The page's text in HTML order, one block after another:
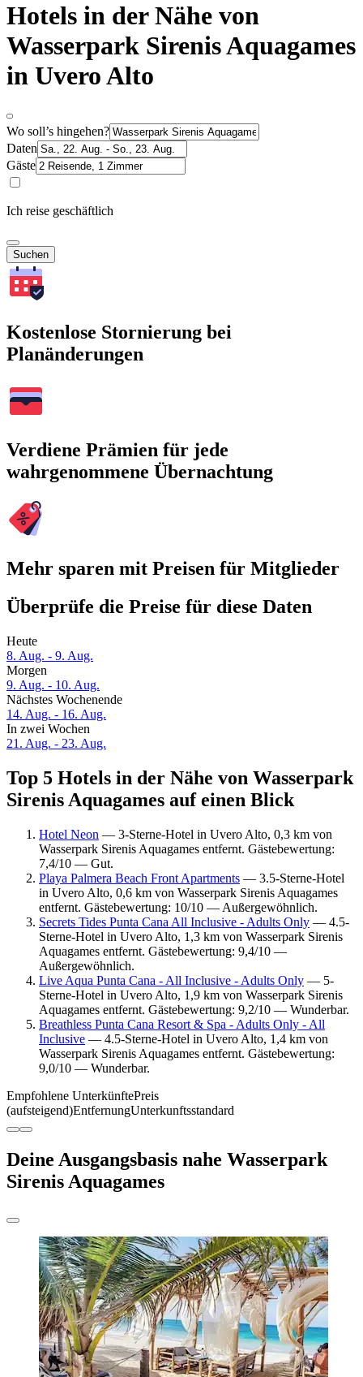
Hotels in der Nähe von
Wasserpark Sirenis Aquagames
in Uvero Alto
Wo soll’s hingehen?
Daten
Gäste
Ich reise geschäftlich
Suchen
Kostenlose Stornierung bei
Planänderungen
Verdiene Prämien für jede
wahrgenommene Übernachtung
Mehr sparen mit Preisen für Mitglieder
Überprüfe die Preise für diese Daten
Heute
8. Aug. - 9. Aug.
Morgen
9. Aug. - 10. Aug.
Nächstes Wochenende
14. Aug. - 16. Aug.
In zwei Wochen
21. Aug. - 23. Aug.
Top 5 Hotels in der Nähe von Wasserpark
Sirenis Aquagames auf einen Blick
Hotel Neon — 3-Sterne-Hotel in Uvero Alto, 0,3 km von
Wasserpark Sirenis Aquagames entfernt. Gästebewertung:
7,4/10 — Gut.
Playa Palmera Beach Front Apartments — 3.5-Sterne-Hotel
in Uvero Alto, 0,6 km von Wasserpark Sirenis Aquagames
entfernt. Gästebewertung: 10/10 — Außergewöhnlich.
Secrets Tides Punta Cana All Inclusive - Adults Only — 4.5-
Sterne-Hotel in Uvero Alto, 1,3 km von Wasserpark Sirenis
Aquagames entfernt. Gästebewertung: 9,4/10 —
Außergewöhnlich.
Live Aqua Punta Cana - All Inclusive - Adults Only — 5-
Sterne-Hotel in Uvero Alto, 1,9 km von Wasserpark Sirenis
Aquagames entfernt. Gästebewertung: 9,2/10 — Wunderbar.
Breathless Punta Cana Resort & Spa - Adults Only - All
Inclusive — 4.5-Sterne-Hotel in Uvero Alto, 1,4 km von
Wasserpark Sirenis Aquagames entfernt. Gästebewertung:
9,0/10 — Wunderbar.
Empfohlene UnterkünftePreis
(aufsteigend)EntfernungUnterkunftsstandard
Deine Ausgangsbasis nahe Wasserpark
Sirenis Aquagames